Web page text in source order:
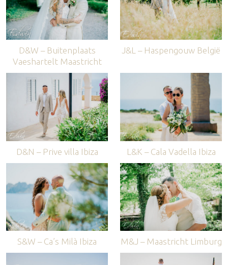
D&W – Buitenplaats
Vaeshartelt Maastricht
J&L – Haspengouw België
D&N – Prive villa Ibiza L&K – Cala Vadella Ibiza
S&W – Ca’s Milà Ibiza M&J – Maastricht Limburg